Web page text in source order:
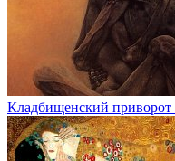
Кладбищенский приворот